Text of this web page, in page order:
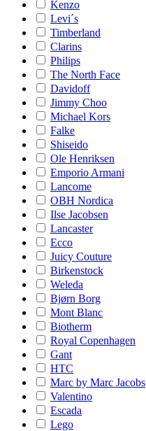
Kenzo
Levi´s
Timberland
Clarins
Philips
The North Face
Davidoff
Jimmy Choo
Michael Kors
Falke
Shiseido
Ole Henriksen
Emporio Armani
Lancome
OBH Nordica
Ilse Jacobsen
Lancaster
Ecco
Juicy Couture
Birkenstock
Weleda
Bjørn Borg
Mont Blanc
Biotherm
Royal Copenhagen
Gant
HTC
Marc by Marc Jacobs
Valentino
Escada
Lego